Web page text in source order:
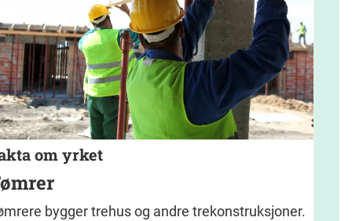
om yrket
bygger trehus og andre trekonstruksjoner.